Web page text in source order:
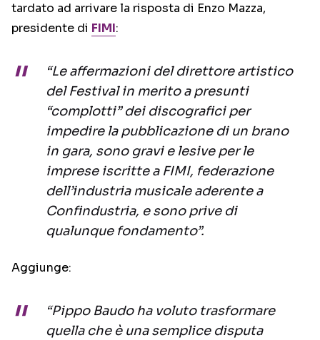
tardato ad arrivare la risposta di Enzo Mazza,
presidente di FIMI:
“Le affermazioni del direttore artistico
del Festival in merito a presunti
“complotti” dei discografici per
impedire la pubblicazione di un brano
in gara, sono gravi e lesive per le
imprese iscritte a FIMI, federazione
dell’industria musicale aderente a
Confindustria, e sono prive di
qualunque fondamento”.
Aggiunge:
“Pippo Baudo ha voluto trasformare
quella che è una semplice disputa